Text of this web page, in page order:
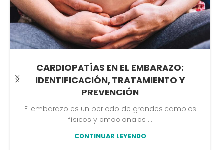
CARDIOPATÍAS EN EL EMBARAZO:
IDENTIFICACIÓN, TRATAMIENTO Y
PREVENCIÓN
El embarazo es un periodo de grandes cambios
físicos y emocionales ...
CONTINUAR LEYENDO